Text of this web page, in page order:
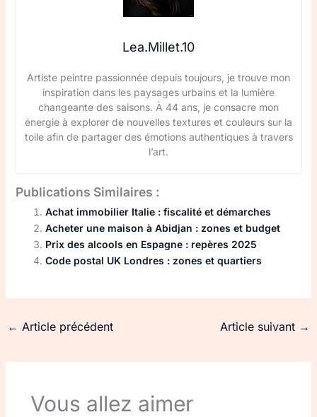
Lea.Millet.10
Artiste peintre passionnée depuis toujours, je trouve mon
inspiration dans les paysages urbains et la lumière
changeante des saisons. À 44 ans, je consacre mon
énergie à explorer de nouvelles textures et couleurs sur la
toile afin de partager des émotions authentiques à travers
l’art.
Publications Similaires :
Achat immobilier Italie : fiscalité et démarches
Acheter une maison à Abidjan : zones et budget
Prix des alcools en Espagne : repères 2025
Code postal UK Londres : zones et quartiers
← Article précédent Article suivant →
Vous allez aimer